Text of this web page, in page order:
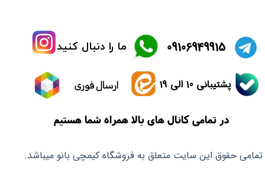
تمامی حقوق این سایت متعلق به فروشگاه کیمچی بانو میباشد.
ما را دنبال کنید ​09106949915
ارسال فوری پشتیبانی 10 الی 19
در تمامی کانال های بالا همراه شما هستیم